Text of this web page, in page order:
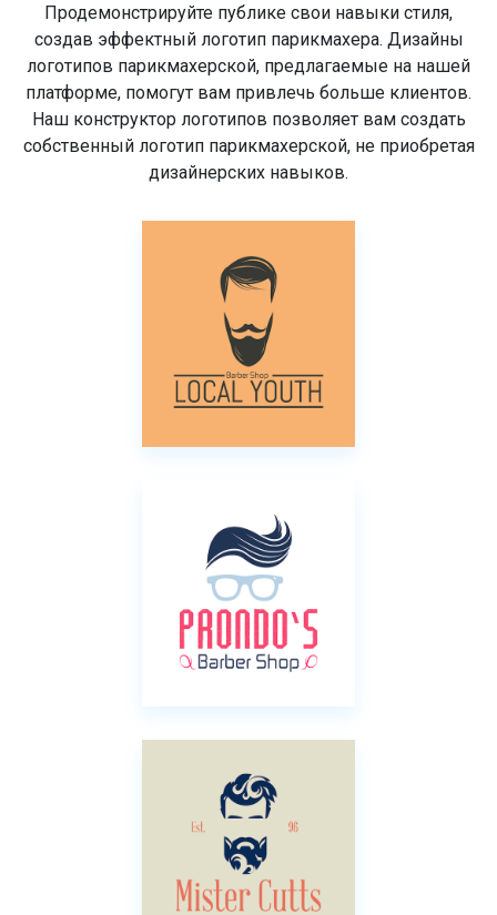
Продемонстрируйте публике свои навыки стиля,
создав эффектный логотип парикмахера. Дизайны
логотипов парикмахерской, предлагаемые на нашей
платформе, помогут вам привлечь больше клиентов.
Наш конструктор логотипов позволяет вам создать
собственный логотип парикмахерской, не приобретая
дизайнерских навыков.